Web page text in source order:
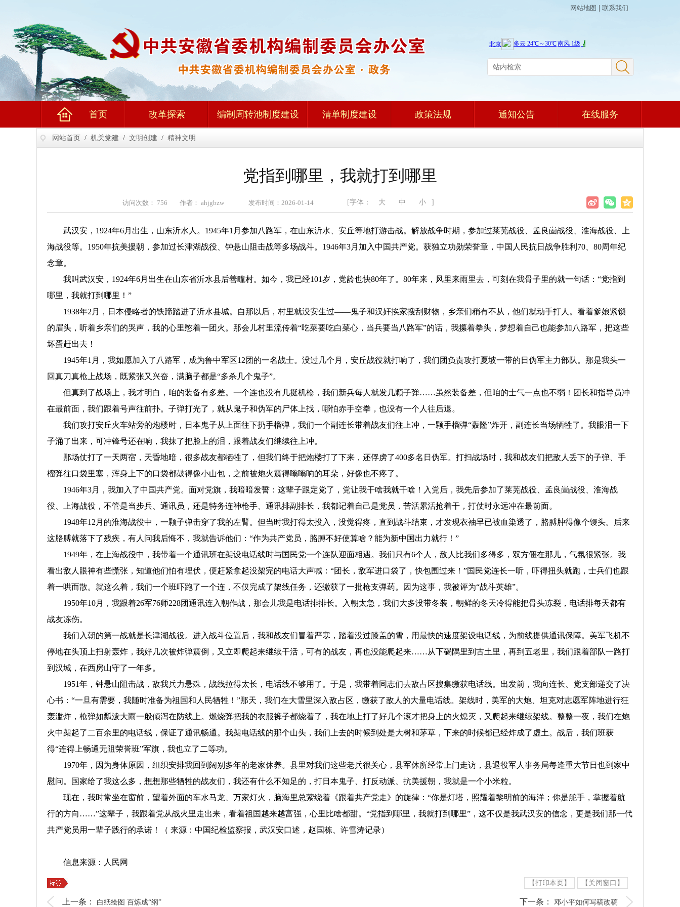
网站地图 联系我们
首页 改革探索 编制周转池制度建设 清单制度建设 政策法规 通知公告 在线服务
网站首页 / 机关党建 / 文明创建 / 精神文明
党指到哪里，我就打到哪里
访问次数： 756 作者： ahjgbzw 发布时间：2026-01-14 [字体： 大 中 小 ]
武汉安，1924年6月出生，山东沂水人。1945年1月参加八路军，在山东沂水、安丘等地打游击战。解放战争时期，参加过莱芜战役、孟良崮战役、淮海战役、上
海战役等。1950年抗美援朝，参加过长津湖战役、钟悬山阻击战等多场战斗。1946年3月加入中国共产党。获独立功勋荣誉章，中国人民抗日战争胜利70、80周年纪
念章。
我叫武汉安，1924年6月出生在山东省沂水县后善疃村。如今，我已经101岁，党龄也快80年了。80年来，风里来雨里去，可刻在我骨子里的就一句话：“党指到
哪里，我就打到哪里！”
1938年2月，日本侵略者的铁蹄踏进了沂水县城。自那以后，村里就没安生过——鬼子和汉奸挨家搜刮财物，乡亲们稍有不从，他们就动手打人。看着爹娘紧锁
的眉头，听着乡亲们的哭声，我的心里憋着一团火。那会儿村里流传着“吃菜要吃白菜心，当兵要当八路军”的话，我攥着拳头，梦想着自己也能参加八路军，把这些
坏蛋赶出去！
1945年1月，我如愿加入了八路军，成为鲁中军区12团的一名战士。没过几个月，安丘战役就打响了，我们团负责攻打夏坡一带的日伪军主力部队。那是我头一
回真刀真枪上战场，既紧张又兴奋，满脑子都是“多杀几个鬼子”。
但真到了战场上，我才明白，咱的装备有多差。一个连也没有几挺机枪，我们新兵每人就发几颗子弹……虽然装备差，但咱的士气一点也不弱！团长和指导员冲
在最前面，我们跟着号声往前扑。子弹打光了，就从鬼子和伪军的尸体上找，哪怕赤手空拳，也没有一个人往后退。
我们攻打安丘火车站旁的炮楼时，日本鬼子从上面往下扔手榴弹，我们一个副连长带着战友们往上冲，一颗手榴弹“轰隆”炸开，副连长当场牺牲了。我眼泪一下
子涌了出来，可冲锋号还在响，我抹了把脸上的泪，跟着战友们继续往上冲。
那场仗打了一天两宿，天昏地暗，很多战友都牺牲了，但我们终于把炮楼打了下来，还俘虏了400多名日伪军。打扫战场时，我和战友们把敌人丢下的子弹、手
榴弹往口袋里塞，浑身上下的口袋都鼓得像小山包，之前被炮火震得嗡嗡响的耳朵，好像也不疼了。
1946年3月，我加入了中国共产党。面对党旗，我暗暗发誓：这辈子跟定党了，党让我干啥我就干啥！入党后，我先后参加了莱芜战役、孟良崮战役、淮海战
役、上海战役，不管是当步兵、通讯员，还是特务连神枪手、通讯排副排长，我都记着自己是党员，苦活累活抢着干，打仗时永远冲在最前面。
1948年12月的淮海战役中，一颗子弹击穿了我的左臂。但当时我打得太投入，没觉得疼，直到战斗结束，才发现衣袖早已被血染透了，胳膊肿得像个馒头。后来
这胳膊就落下了残疾，有人问我后悔不，我就告诉他们：“作为共产党员，胳膊不好使算啥？能为新中国出力就行！”
1949年，在上海战役中，我带着一个通讯班在架设电话线时与国民党一个连队迎面相遇。我们只有6个人，敌人比我们多得多，双方僵在那儿，气氛很紧张。我
看出敌人眼神有些慌张，知道他们怕有埋伏，便赶紧拿起没架完的电话大声喊：“团长，敌军进口袋了，快包围过来！”国民党连长一听，吓得扭头就跑，士兵们也跟
着一哄而散。就这么着，我们一个班吓跑了一个连，不仅完成了架线任务，还缴获了一批枪支弹药。因为这事，我被评为“战斗英雄”。
1950年10月，我跟着26军76师228团通讯连入朝作战，那会儿我是电话排排长。入朝太急，我们大多没带冬装，朝鲜的冬天冷得能把骨头冻裂，电话排每天都有
战友冻伤。
我们入朝的第一战就是长津湖战役。进入战斗位置后，我和战友们冒着严寒，踏着没过膝盖的雪，用最快的速度架设电话线，为前线提供通讯保障。美军飞机不
停地在头顶上扫射轰炸，我好几次被炸弹震倒，又立即爬起来继续干活，可有的战友，再也没能爬起来……从下碣隅里到古土里，再到五老里，我们跟着部队一路打
到汉城，在西房山守了一年多。
1951年，钟悬山阻击战，敌我兵力悬殊，战线拉得太长，电话线不够用了。于是，我带着同志们去敌占区搜集缴获电话线。出发前，我向连长、党支部递交了决
心书：“一旦有需要，我随时准备为祖国和人民牺牲！”那天，我们在大雪里深入敌占区，缴获了敌人的大量电话线。架线时，美军的大炮、坦克对志愿军阵地进行狂
轰滥炸，枪弹如瓢泼大雨一般倾泻在防线上。燃烧弹把我的衣服裤子都烧着了，我在地上打了好几个滚才把身上的火熄灭，又爬起来继续架线。整整一夜，我们在炮
火中架起了二百余里的电话线，保证了通讯畅通。我架电话线的那个山头，我们上去的时候到处是大树和茅草，下来的时候都已经炸成了虚土。战后，我们班获
得“连得上畅通无阻荣誉班”军旗，我也立了二等功。
1970年，因为身体原因，组织安排我回到阔别多年的老家休养。县里对我们这些老兵很关心，县军休所经常上门走访，县退役军人事务局每逢重大节日也到家中
慰问。国家给了我这么多，想想那些牺牲的战友们，我还有什么不知足的，打日本鬼子、打反动派、抗美援朝，我就是一个小米粒。
现在，我时常坐在窗前，望着外面的车水马龙、万家灯火，脑海里总萦绕着《跟着共产党走》的旋律：“你是灯塔，照耀着黎明前的海洋；你是舵手，掌握着航
行的方向……”这辈子，我跟着党从战火里走出来，看着祖国越来越富强，心里比啥都甜。“党指到哪里，我就打到哪里”，这不仅是我武汉安的信念，更是我们那一代
共产党员用一辈子践行的承诺！（ 来源：中国纪检监察报，武汉安口述，赵国栋、许雪涛记录）
信息来源：人民网
【打印本页】 【关闭窗口】
上一条： 白纸绘图 百炼成“纲” 下一条： 邓小平如何写稿改稿